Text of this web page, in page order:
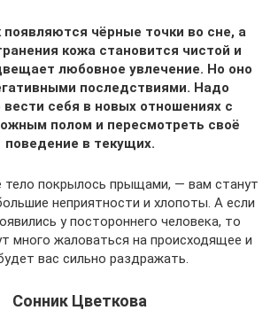
появляются чёрные точки во сне, а
кожа становится чистой и
любовное увлечение. Но оно
последствиями. Надо
себя в новых отношениях с
полом и пересмотреть своё
поведение в текущих.
тело покрылось прыщами, — вам станут
неприятности и хлопоты. А если
у постороннего человека, то
много жаловаться на происходящее и
вас сильно раздражать.
Сонник Цветкова